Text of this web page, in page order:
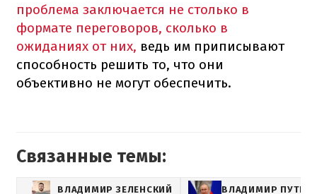
проблема заключается не столько в
формате переговоров, сколько в
ожиданиях от них, ведь им приписывают
способность решить то, что они
объективно не могут обеспечить.
Связанные темы:
ВЛАДИМИР ЗЕЛЕНСКИЙ ВЛАДИМИР ПУТИН